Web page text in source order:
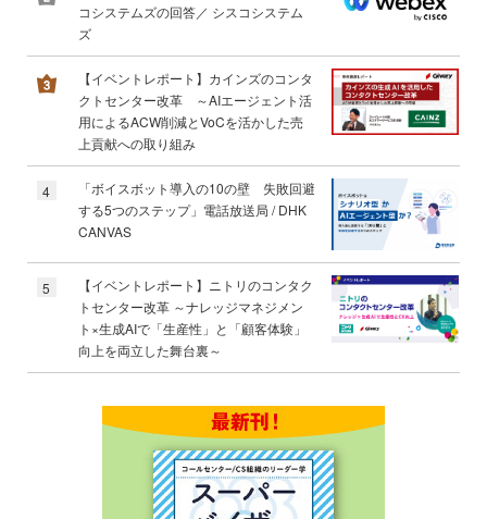
コシステムズの回答／ シスコシステム
ズ
【イベントレポート】カインズのコンタ
クトセンター改革 ～AIエージェント活
用によるACW削減とVoCを活かした売
上貢献への取り組み
4
「ボイスボット導入の10の壁 失敗回避
する5つのステップ」電話放送局 / DHK
CANVAS
5
【イベントレポート】ニトリのコンタク
トセンター改革 ～ナレッジマネジメン
ト×生成AIで「生産性」と「顧客体験」
向上を両立した舞台裏～